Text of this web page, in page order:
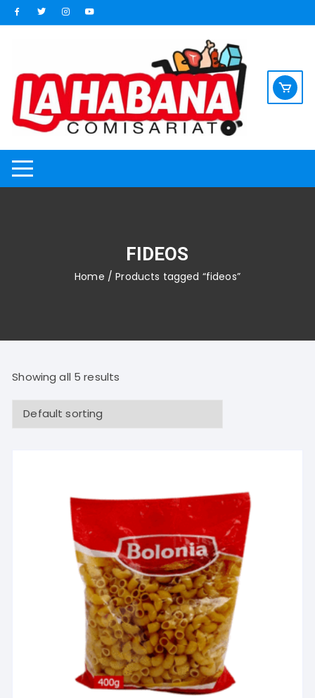
Saltar
al
FIDEOS
Home / Products tagged “fideos”
Showing all 5 results